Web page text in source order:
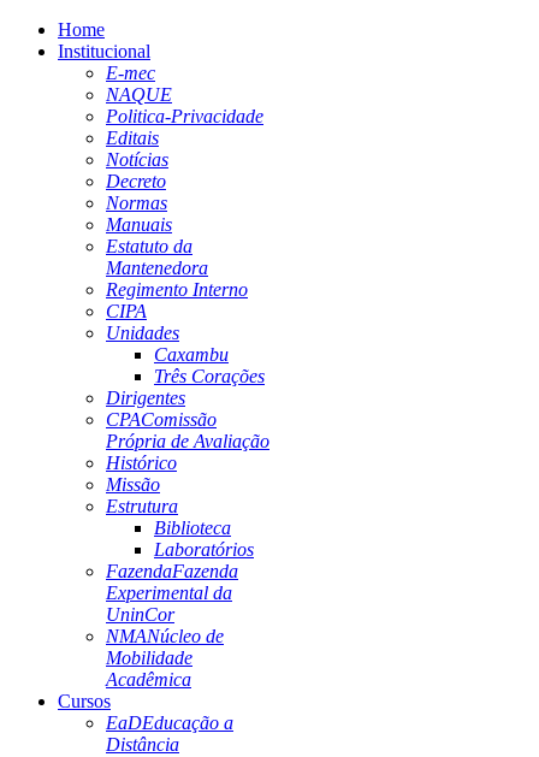
Home
Institucional
E-mec
NAQUE
Politica-Privacidade
Editais
Notícias
Decreto
Normas
Manuais
Estatuto da
Mantenedora
Regimento Interno
CIPA
Unidades
Caxambu
Três Corações
Dirigentes
CPAComissão
Própria de Avaliação
Histórico
Missão
Estrutura
Biblioteca
Laboratórios
FazendaFazenda
Experimental da
UninCor
NMANúcleo de
Mobilidade
Acadêmica
Cursos
EaDEducação a
Distância